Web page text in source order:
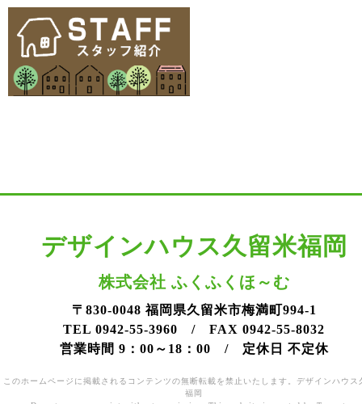
デザインハウス久留米福岡
株式会社 ふくふくほ～む
〒830-0048 福岡県久留米市梅満町994-1
TEL 0942-55-3960 / FAX 0942-55-8032
営業時間 9：00～18：00 / 定休日 不定休
このホームページに掲載されるコンテンツの無断転載を禁止いたします。デザインハウス
福岡